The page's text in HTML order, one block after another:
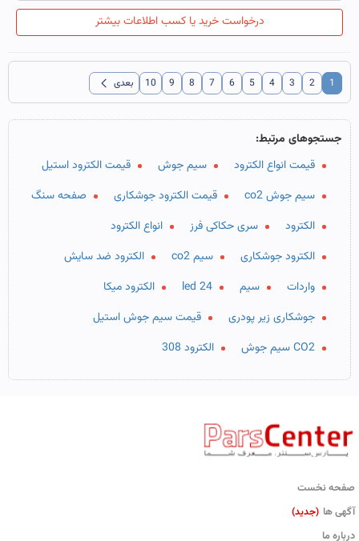
درخواست خرید یا کسب اطلاعات بیشتر
1
2
3
4
5
6
7
8
9
10 بعدی chevron_left
جستجوهای مرتبط:
قیمت انواع الکترود
سیم جوش
قیمت الکترود استیل
سیم جوش co2
قیمت الکترود جوشکاری
صفحه سنگ
الکترود
سری حکاکی فرز
انواع الکترود
الکترود جوشکاری
سیم co2
الکترود ضد سایش
واردات
سیم led 24
الکترود میکا
جوشکاری زیر پودری
قیمت سیم جوش استیل
CO2 سیم جوش
الکترود 308
صفحه نخست
آگهی ها (جدید)
درباره ما